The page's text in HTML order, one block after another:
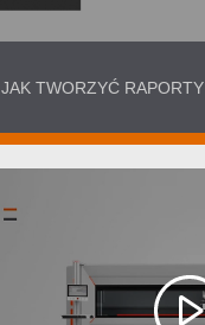
JAK TWORZYĆ RAPORTY